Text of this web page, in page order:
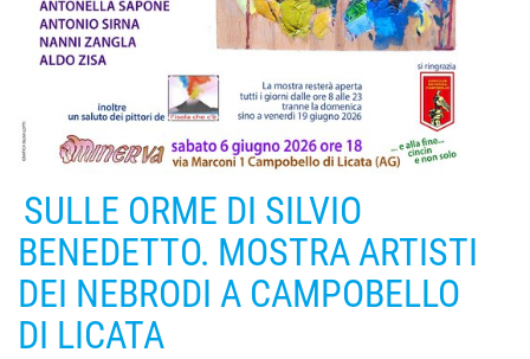
SULLE ORME DI SILVIO
BENEDETTO. MOSTRA ARTISTI
DEI NEBRODI A CAMPOBELLO
DI LICATA